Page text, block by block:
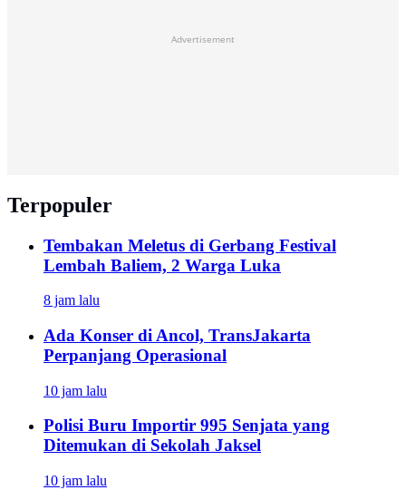
Advertisement
Terpopuler
Tembakan Meletus di Gerbang Festival
Lembah Baliem, 2 Warga Luka
8 jam lalu
Ada Konser di Ancol, TransJakarta
Perpanjang Operasional
10 jam lalu
Polisi Buru Importir 995 Senjata yang
Ditemukan di Sekolah Jaksel
10 jam lalu